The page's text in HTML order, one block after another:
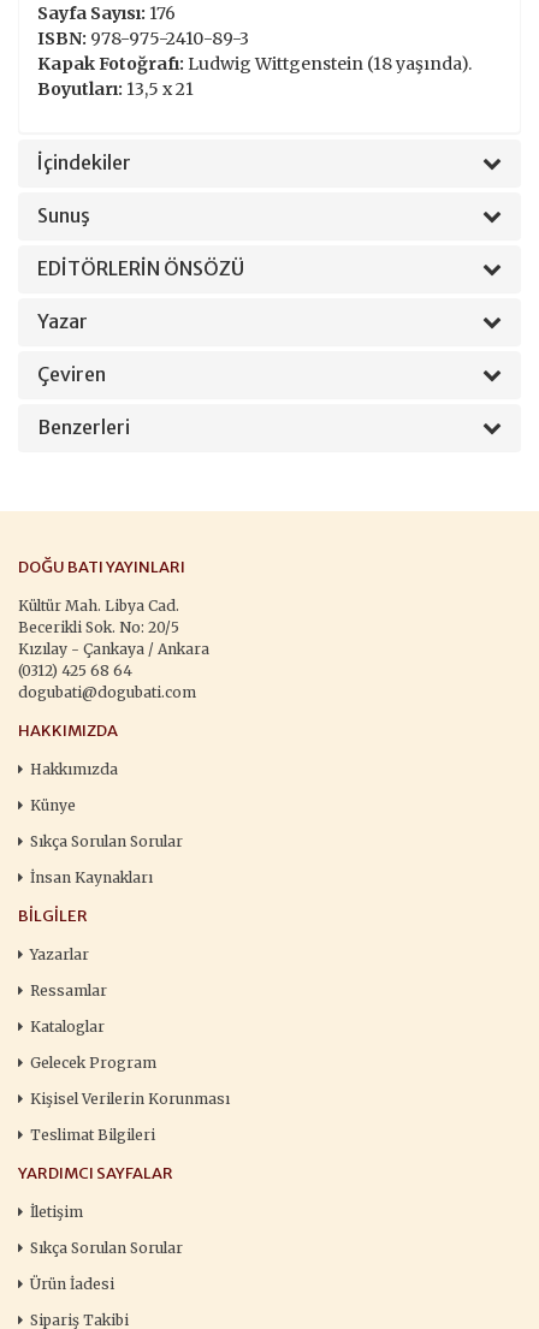
Sayfa Sayısı: 176
ISBN: 978-975-2410-89-3
Kapak Fotoğrafı: Ludwig Wittgenstein (18 yaşında).
Boyutları: 13,5 x 21
İçindekiler
Sunuş
EDİTÖRLERİN ÖNSÖZÜ
Yazar
Çeviren
Benzerleri
DOĞU BATI YAYINLARI
Kültür Mah. Libya Cad.
Becerikli Sok. No: 20/5
Kızılay - Çankaya / Ankara
(0312) 425 68 64
dogubati@dogubati.com
HAKKIMIZDA
Hakkımızda
Künye
Sıkça Sorulan Sorular
İnsan Kaynakları
BILGILER
Yazarlar
Ressamlar
Kataloglar
Gelecek Program
Kişisel Verilerin Korunması
Teslimat Bilgileri
YARDIMCI SAYFALAR
İletişim
Sıkça Sorulan Sorular
Ürün İadesi
Sipariş Takibi